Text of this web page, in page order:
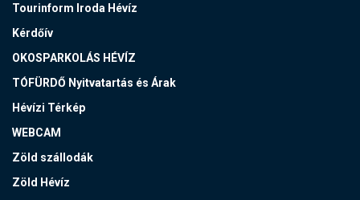
Tourinform Iroda Hévíz
Kérdőív
OKOSPARKOLÁS HÉVÍZ
TÓFÜRDŐ Nyitvatartás és Árak
Hévízi Térkép
WEBCAM
Zöld szállodák
Zöld Hévíz